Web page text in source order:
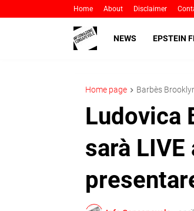
Home About Disclaimer
NEWS EPSTEIN
Home page Barbès
Ludovica
sarà